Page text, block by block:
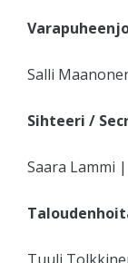
Salli
Sihteeri /
Saara Lammi